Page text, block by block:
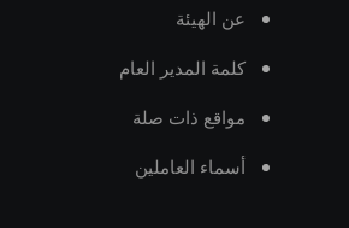
عن الهيئة
كلمة المدير العام
مواقع ذات صلة
أسماء العاملين